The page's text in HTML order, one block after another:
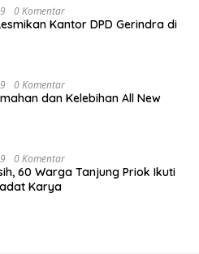
0 Komentar
Kantor DPD Gerindra di
0 Komentar
dan Kelebihan All New
0 Komentar
60 Warga Tanjung Priok Ikuti
Karya